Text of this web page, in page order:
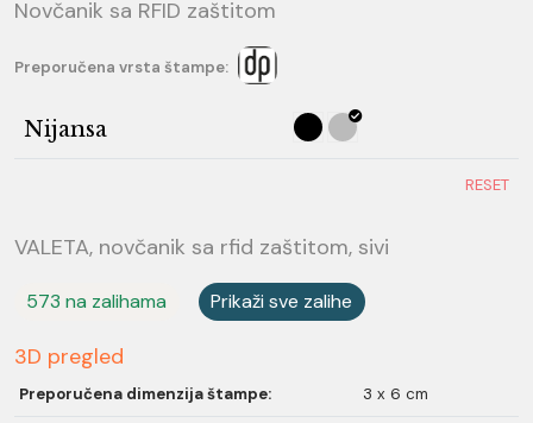
Novčanik sa RFID zaštitom
Preporučena vrsta štampe:
Nijansa
RESET
VALETA, novčanik sa rfid zaštitom, sivi
573 na zalihama Prikaži sve zalihe
3D pregled
Preporučena dimenzija štampe: 3 x 6 cm